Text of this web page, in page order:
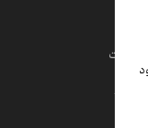
امارات